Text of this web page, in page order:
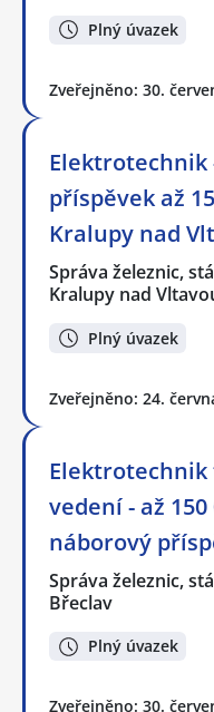
Plný úvazek
Zveřejněno: 30.
Elektrotechnik
příspěvek až
Kralupy nad
Správa železnic,
Kralupy nad
Plný úvazek
Zveřejněno: 24.
vedení - až 150
náborový
Správa železnic,
Břeclav
Plný úvazek
Zveřejněno: 30.